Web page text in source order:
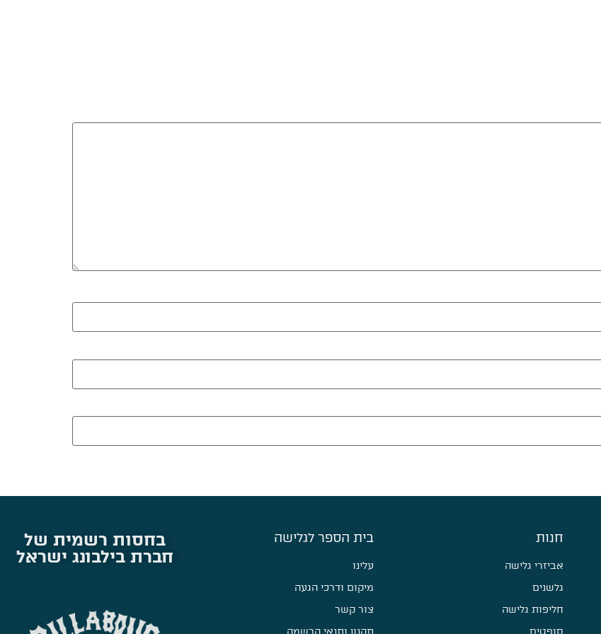
חנות
אביזרי גלישה
גלשנים
חליפות גלישה
סופטים
בית הספר לגלישה
עלינו
מיקום ודרכי הגעה
צור קשר
תקנון ותנאי הרשמה
בחסות רשמית של
חברת בילבונג ישראל